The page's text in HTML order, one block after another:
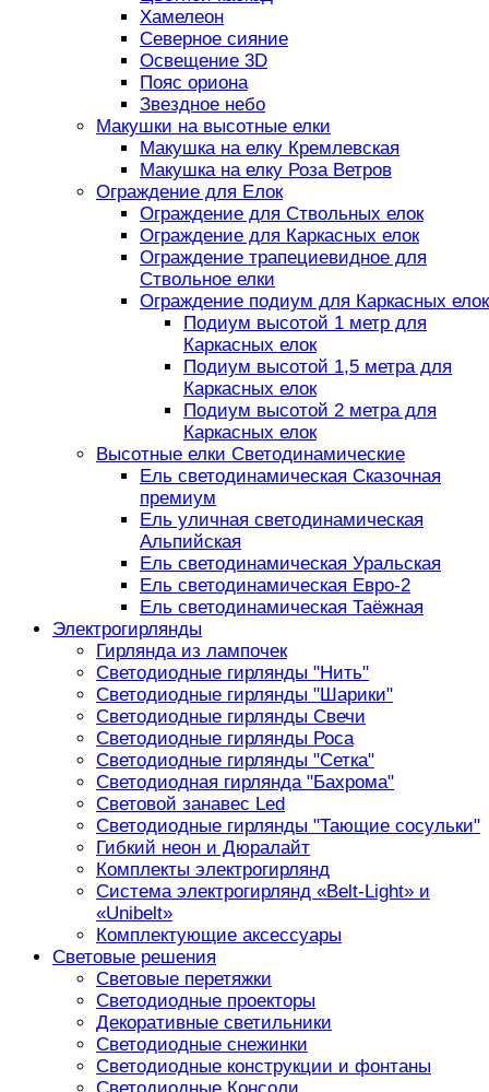
Хамелеон
Северное сияние
Освещение 3D
Пояс ориона
Звездное небо
Макушки на высотные елки
Макушка на елку Кремлевская
Макушка на елку Роза Ветров
Ограждение для Елок
Ограждение для Ствольных елок
Ограждение для Каркасных елок
Ограждение трапециевидное для
Ствольное елки
Ограждение подиум для Каркасных елок
Подиум высотой 1 метр для
Каркасных елок
Подиум высотой 1,5 метра для
Каркасных елок
Подиум высотой 2 метра для
Каркасных елок
Высотные елки Светодинамические
Ель светодинамическая Сказочная
премиум
Ель уличная светодинамическая
Альпийская
Ель светодинамическая Уральская
Ель светодинамическая Евро-2
Ель светодинамическая Таёжная
Электрогирлянды
Гирлянда из лампочек
Светодиодные гирлянды "Нить"
Светодиодные гирлянды "Шарики"
Светодиодные гирлянды Свечи
Светодиодные гирлянды Роса
Светодиодные гирлянды "Сетка"
Светодиодная гирлянда "Бахрома"
Световой занавес Led
Светодиодные гирлянды "Тающие сосульки"
Гибкий неон и Дюралайт
Комплекты электрогирлянд
Система электрогирлянд «Belt-Light» и
«Unibelt»
Комплектующие аксессуары
Световые решения
Световые перетяжки
Светодиодные проекторы
Декоративные светильники
Светодиодные снежинки
Светодиодные конструкции и фонтаны